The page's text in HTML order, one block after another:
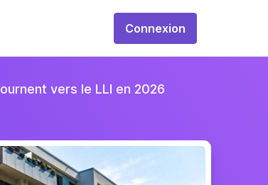
Connexion
vers le LLI en 2026